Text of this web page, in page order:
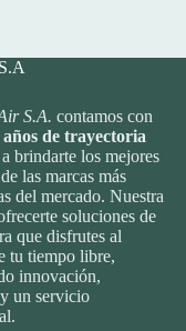
S.A. contamos con
años de trayectoria
brindarte los mejores
las marcas más
del mercado. Nuestra
soluciones de
que disfrutes al
tu tiempo libre,
innovación,
un servicio